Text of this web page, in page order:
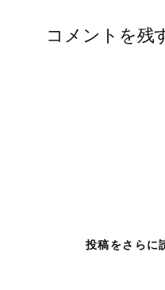
コメントを残
投稿をさらに